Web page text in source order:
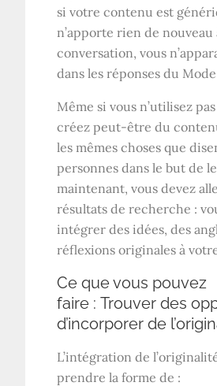
si votre contenu est
n’apporte rien de nouveau
conversation, vous
dans les réponses du
Même si vous n’utilisez pas
créez peut-être du
les mêmes choses que
personnes dans le but de
maintenant, vous devez
résultats de recherche :
intégrer des idées, des
réflexions originales à
Ce que vous pouvez
faire : Trouver des
d’incorporer de
L’intégration de
prendre la forme de :